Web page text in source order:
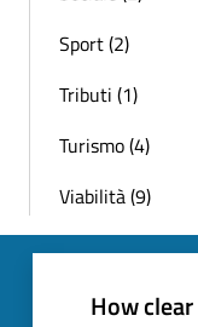
Sport (2)
Tributi (1)
Turismo (4)
Viabilità (9)
How